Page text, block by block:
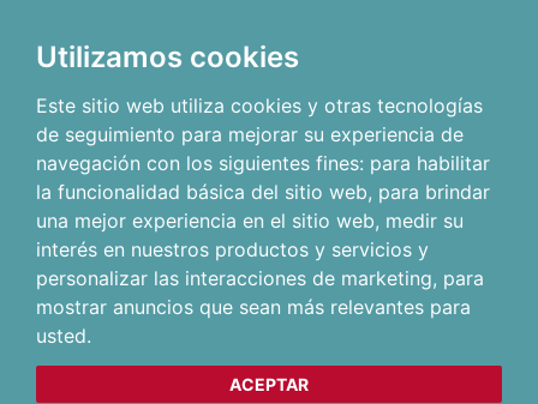
Utilizamos cookies
Este sitio web utiliza cookies y otras tecnologías
de seguimiento para mejorar su experiencia de
navegación con los siguientes fines: para habilitar
la funcionalidad básica del sitio web, para brindar
una mejor experiencia en el sitio web, medir su
interés en nuestros productos y servicios y
personalizar las interacciones de marketing, para
mostrar anuncios que sean más relevantes para
usted.
ACEPTAR